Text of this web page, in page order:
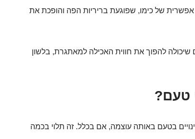
אפשרית של כימו, שפוגעת בריריות הפה והופכת את
שיכולה להפוך את חווית האכילה למאתגרת, בלשון
טעם?
בטעם באותה עוצמה, אם בכלל. זה תלוי בכמה